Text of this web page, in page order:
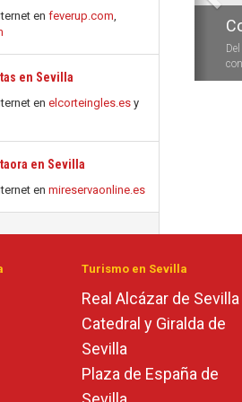
en feverup.com,
en Sevilla
en elcorteingles.es y
en Sevilla
en mireservaonline.es
Turismo en Sevilla
Real Alcázar de Sevilla
Catedral y Giralda de
Sevilla
Plaza de España de